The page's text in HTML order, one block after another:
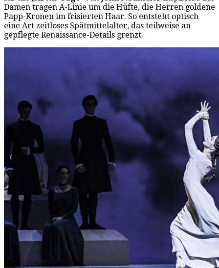
Damen tragen A-Linie um die Hüfte, die Herren goldene
Papp-Kronen im frisierten Haar. So entsteht optisch
eine Art zeitloses Spätmittelalter, das teilweise an
gepflegte Renaissance-Details grenzt.